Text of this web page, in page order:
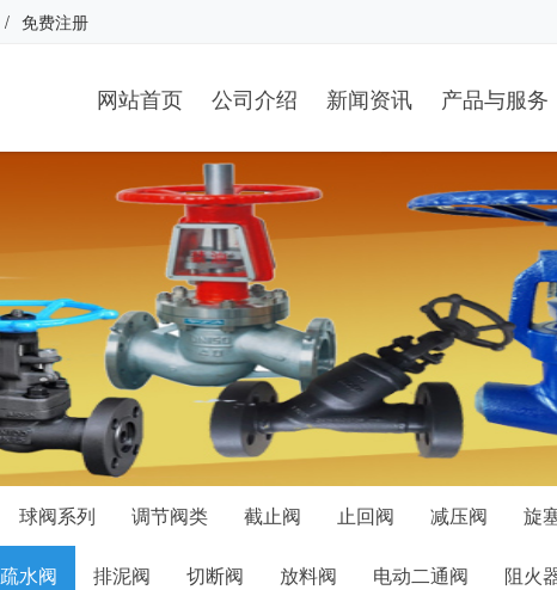
/ 免费注册
网站首页 公司介绍 新闻资讯 产品与服务
球阀系列 调节阀类 截止阀 止回阀 减压阀 旋
疏水阀 排泥阀 切断阀 放料阀 电动二通阀 阻火